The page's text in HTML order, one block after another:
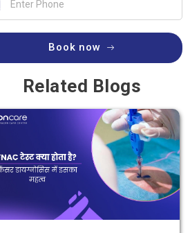
Book now
Related Blogs